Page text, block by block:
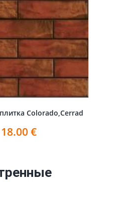
Colorado,Cerrad
18.00 €